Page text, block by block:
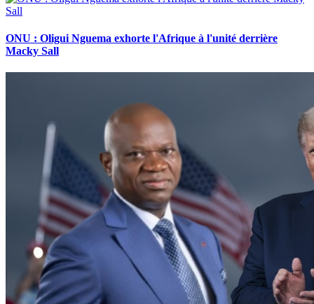
ONU : Oligui Nguema exhorte l'Afrique à l'unité derrière
Macky Sall